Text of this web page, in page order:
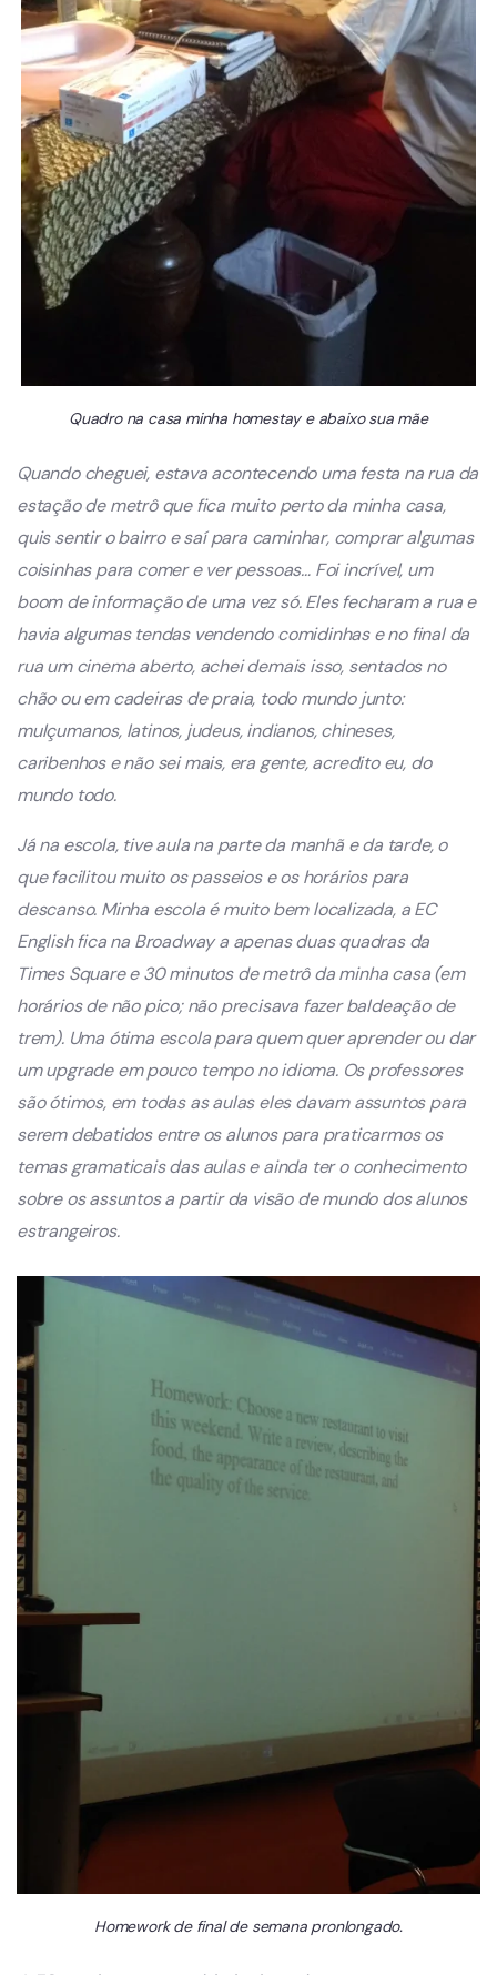
Quadro na casa minha homestay e abaixo sua mãe
Quando cheguei, estava acontecendo uma festa na rua da
estação de metrô que fica muito perto da minha casa,
quis sentir o bairro e saí para caminhar, comprar algumas
coisinhas para comer e ver pessoas… Foi incrível, um
boom de informação de uma vez só. Eles fecharam a rua e
havia algumas tendas vendendo comidinhas e no final da
rua um cinema aberto, achei demais isso, sentados no
chão ou em cadeiras de praia, todo mundo junto:
mulçumanos, latinos, judeus, indianos, chineses,
caribenhos e não sei mais, era gente, acredito eu, do
mundo todo.
Já na escola, tive aula na parte da manhã e da tarde, o
que facilitou muito os passeios e os horários para
descanso. Minha escola é muito bem localizada, a EC
English fica na Broadway a apenas duas quadras da
Times Square e 30 minutos de metrô da minha casa (em
horários de não pico; não precisava fazer baldeação de
trem). Uma ótima escola para quem quer aprender ou dar
um upgrade em pouco tempo no idioma. Os professores
são ótimos, em todas as aulas eles davam assuntos para
serem debatidos entre os alunos para praticarmos os
temas gramaticais das aulas e ainda ter o conhecimento
sobre os assuntos a partir da visão de mundo dos alunos
estrangeiros.
Homework de final de semana pronlongado.